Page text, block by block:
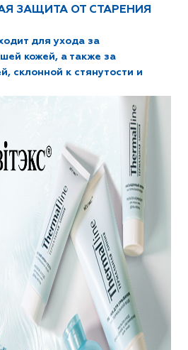
ЗАЩИТА ОТ СТАРЕНИЯ
для ухода за
кожей, а также за
склонной к стянутости и